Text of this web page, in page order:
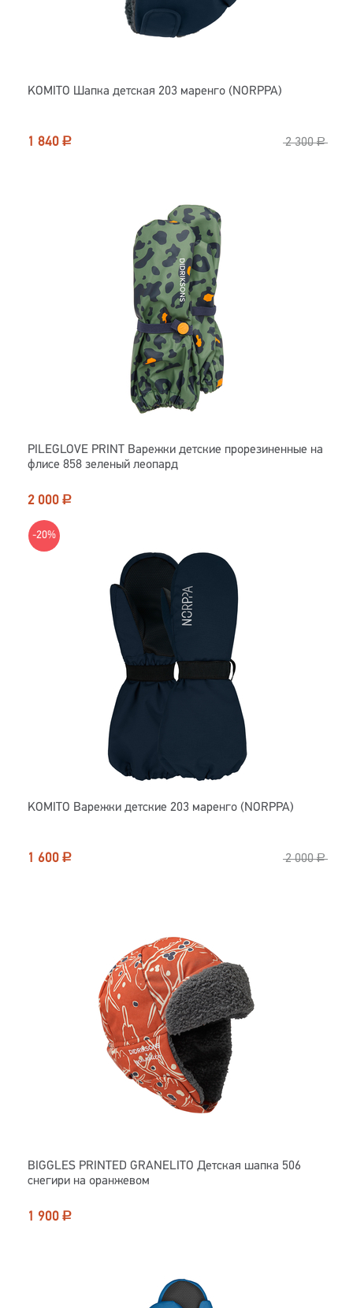
KOMITO Шапка детская 203 маренго (NORPPA)
1 840 Р 2 300 Р
PILEGLOVE PRINT Варежки детские прорезиненные на
флисе 858 зеленый леопард
2 000 Р
-20%
KOMITO Варежки детские 203 маренго (NORPPA)
1 600 Р 2 000 Р
BIGGLES PRINTED GRANELITO Детская шапка 506
снегири на оранжевом
1 900 Р